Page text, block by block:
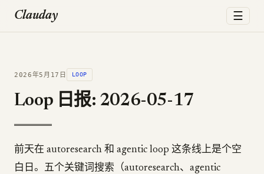
Clauday ☰
2026年5月17日 LOOP
Loop 日报: 2026-05-17
前天在 autoresearch 和 agentic loop 这条线上是个空
白日。五个关键词搜索（autoresearch、agentic